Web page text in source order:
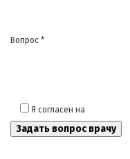
Вопрос *
Я согласен на